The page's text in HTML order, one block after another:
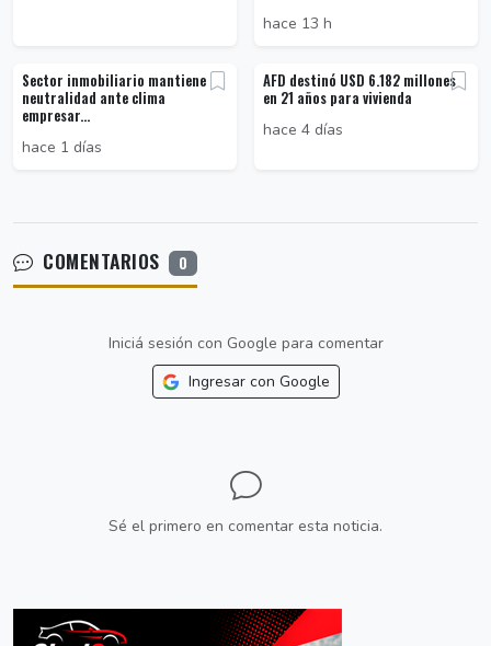
hace 13 h
Sector inmobiliario mantiene
neutralidad ante clima
empresar...
hace 1 días
AFD destinó USD 6.182 millones
en 21 años para vivienda
hace 4 días
COMENTARIOS 0
Iniciá sesión con Google para comentar
Ingresar con Google
Sé el primero en comentar esta noticia.